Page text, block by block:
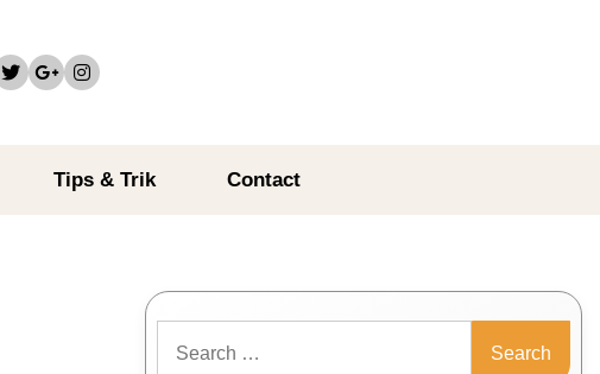
Tips & Trik Contact
for: